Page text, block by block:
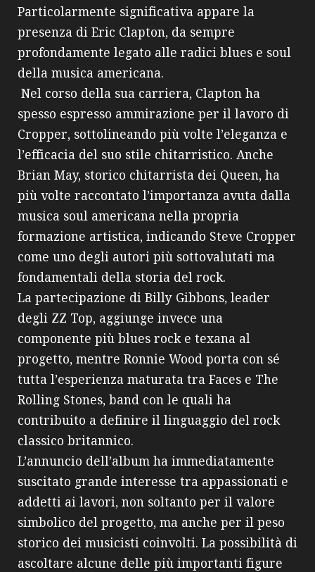
Particolarmente significativa appare la
presenza di Eric Clapton, da sempre
profondamente legato alle radici blues e soul
della musica americana.
Nel corso della sua carriera, Clapton ha
spesso espresso ammirazione per il lavoro di
Cropper, sottolineando più volte l’eleganza e
l’efficacia del suo stile chitarristico. Anche
Brian May, storico chitarrista dei Queen, ha
più volte raccontato l’importanza avuta dalla
musica soul americana nella propria
formazione artistica, indicando Steve Cropper
come uno degli autori più sottovalutati ma
fondamentali della storia del rock.
La partecipazione di Billy Gibbons, leader
degli ZZ Top, aggiunge invece una
componente più blues rock e texana al
progetto, mentre Ronnie Wood porta con sé
tutta l’esperienza maturata tra Faces e The
Rolling Stones, band con le quali ha
contribuito a definire il linguaggio del rock
classico britannico.
L’annuncio dell’album ha immediatamente
suscitato grande interesse tra appassionati e
addetti ai lavori, non soltanto per il valore
simbolico del progetto, ma anche per il peso
storico dei musicisti coinvolti. La possibilità di
ascoltare alcune delle più importanti figure